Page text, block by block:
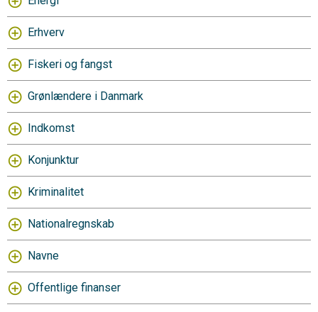
Erhverv
Fiskeri og fangst
Grønlændere i Danmark
Indkomst
Konjunktur
Kriminalitet
Nationalregnskab
Navne
Offentlige finanser